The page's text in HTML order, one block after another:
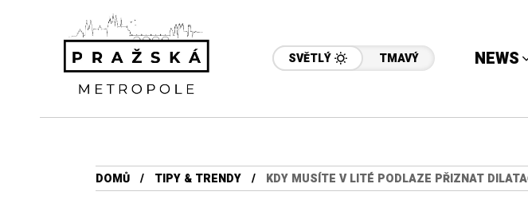
SVĚTLÝ TMAVÝ NEWS
DOMŮ TIPY & TRENDY KDY MUSÍTE V LITÉ PODLAZE PŘIZNAT